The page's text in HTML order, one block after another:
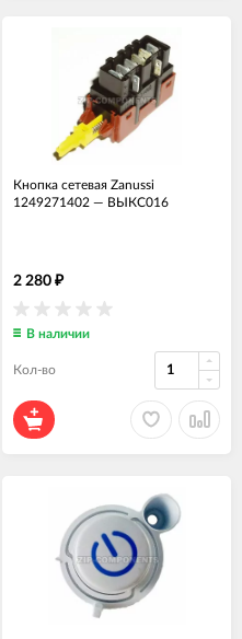
Кнопка сетевая Zanussi
1249271402 — ВЫКС016
2 280 ₽
В наличии
Кол-во